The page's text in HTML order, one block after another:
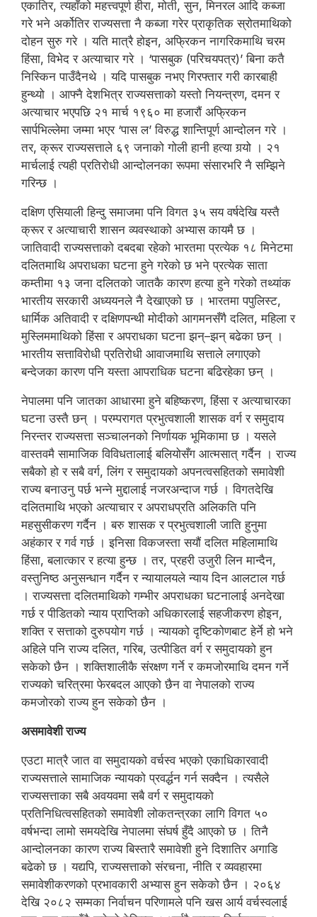
एकातिर, त्यहाँको महत्त्वपूर्ण हीरा, मोती, सुन, मिनरल आदि कब्जा
गरे भने अर्कोतिर राज्यसत्ता नै कब्जा गरेर प्राकृतिक स्रोतमाथिको
दोहन सुरु गरे । यति मात्रै होइन, अफ्रिकन नागरिकमाथि चरम
हिंसा, विभेद र अत्याचार गरे । ‘पासबुक (परिचयपत्र)’ बिना कतै
निस्किन पाउँदैनथे । यदि पासबुक नभए गिरफ्तार गरी कारबाही
हुन्थ्यो । आफ्नै देशभित्र राज्यसत्ताको यस्तो नियन्त्रण, दमन र
अत्याचार भएपछि २१ मार्च १९६० मा हजारौं अफ्रिकन
सार्पभिल्लेमा जम्मा भएर ‘पास ल’ विरुद्ध शान्तिपूर्ण आन्दोलन गरे ।
तर, क्रूर राज्यसत्ताले ६९ जनाको गोली हानी हत्या गर्‍यो । २१
मार्चलाई त्यही प्रतिरोधी आन्दोलनका रूपमा संसारभरि नै सम्झिने
गरिन्छ ।
दक्षिण एसियाली हिन्दु समाजमा पनि विगत ३५ सय वर्षदेखि यस्तै
क्रूर र अत्याचारी शासन व्यवस्थाको अभ्यास कायमै छ ।
जातिवादी राज्यसत्ताको दबदबा रहेको भारतमा प्रत्येक १८ मिनेटमा
दलितमाथि अपराधका घटना हुने गरेको छ भने प्रत्येक साता
कम्तीमा १३ जना दलितको जातकै कारण हत्या हुने गरेको तथ्यांक
भारतीय सरकारी अध्ययनले नै देखाएको छ । भारतमा पपुलिस्ट,
धार्मिक अतिवादी र दक्षिणपन्थी मोदीको आगमनसँगै दलित, महिला र
मुस्लिममाथिको हिंसा र अपराधका घटना झन्–झन् बढेका छन् ।
भारतीय सत्ताविरोधी प्रतिरोधी आवाजमाथि सत्ताले लगाएको
बन्देजका कारण पनि यस्ता आपराधिक घटना बढिरहेका छन् ।
नेपालमा पनि जातका आधारमा हुने बहिष्करण, हिंसा र अत्याचारका
घटना उस्तै छन् । परम्परागत प्रभुत्वशाली शासक वर्ग र समुदाय
निरन्तर राज्यसत्ता सञ्चालनको निर्णायक भूमिकामा छ । यसले
वास्तवमै सामाजिक विविधतालाई बलियोसँग आत्मसात् गर्दैन । राज्य
सबैको हो र सबै वर्ग, लिंग र समुदायको अपनत्वसहितको समावेशी
राज्य बनाउनु पर्छ भन्ने मुद्दालाई नजरअन्दाज गर्छ । विगतदेखि
दलितमाथि भएको अत्याचार र अपराधप्रति अलिकति पनि
महसुसीकरण गर्दैन । बरु शासक र प्रभुत्वशाली जाति हुनुमा
अहंकार र गर्व गर्छ । इनिसा विकजस्ता सयौं दलित महिलामाथि
हिंसा, बलात्कार र हत्या हुन्छ । तर, प्रहरी उजुरी लिन मान्दैन,
वस्तुनिष्ठ अनुसन्धान गर्दैन र न्यायालयले न्याय दिन आलटाल गर्छ
। राज्यसत्ता दलितमाथिको गम्भीर अपराधका घटनालाई अनदेखा
गर्छ र पीडितको न्याय प्राप्तिको अधिकारलाई सहजीकरण होइन,
शक्ति र सत्ताको दुरुपयोग गर्छ । न्यायको दृष्टिकोणबाट हेर्ने हो भने
अहिले पनि राज्य दलित, गरिब, उत्पीडित वर्ग र समुदायको हुन
सकेको छैन । शक्तिशालीकै संरक्षण गर्ने र कमजोरमाथि दमन गर्ने
राज्यको चरित्रमा फेरबदल आएको छैन वा नेपालको राज्य
कमजोरको राज्य हुन सकेको छैन ।
असमावेशी राज्य
एउटा मात्रै जात वा समुदायको वर्चस्व भएको एकाधिकारवादी
राज्यसत्ताले सामाजिक न्यायको प्रवर्द्धन गर्न सक्दैन । त्यसैले
राज्यसत्ताका सबै अवयवमा सबै वर्ग र समुदायको
प्रतिनिधित्वसहितको समावेशी लोकतन्त्रका लागि विगत ५०
वर्षभन्दा लामो समयदेखि नेपालमा संघर्ष हुँदै आएको छ । तिनै
आन्दोलनका कारण राज्य बिस्तारै समावेशी हुने दिशातिर अगाडि
बढेको छ । यद्यपि, राज्यसत्ताको संरचना, नीति र व्यवहारमा
समावेशीकरणको प्रभावकारी अभ्यास हुन सकेको छैन । २०६४
देखि २०८२ सम्मका निर्वाचन परिणामले पनि खस आर्य वर्चस्वलाई